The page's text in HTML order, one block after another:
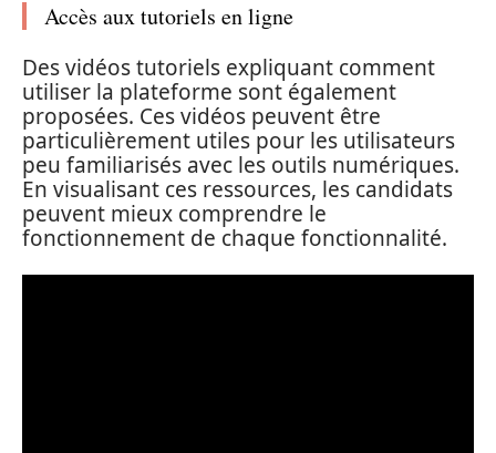
Accès aux tutoriels en ligne
Des vidéos tutoriels expliquant comment
utiliser la plateforme sont également
proposées. Ces vidéos peuvent être
particulièrement utiles pour les utilisateurs
peu familiarisés avec les outils numériques.
En visualisant ces ressources, les candidats
peuvent mieux comprendre le
fonctionnement de chaque fonctionnalité.